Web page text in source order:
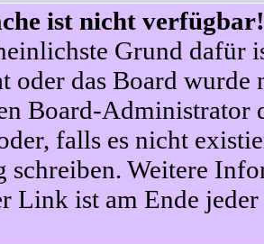
ist nicht verfügbar!
Grund dafür
oder das Board wurde
Board-Administrator
falls es nicht
schreiben. Weitere
Link ist am Ende jeder